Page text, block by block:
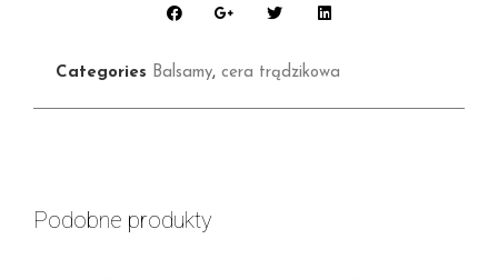
Categories Balsamy, cera trądzikowa
Podobne produkty